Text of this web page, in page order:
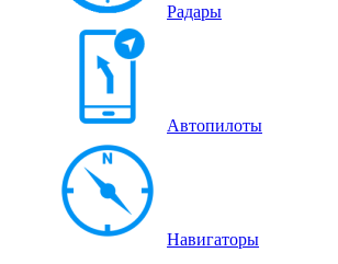
Радары
Автопилоты
Навигаторы